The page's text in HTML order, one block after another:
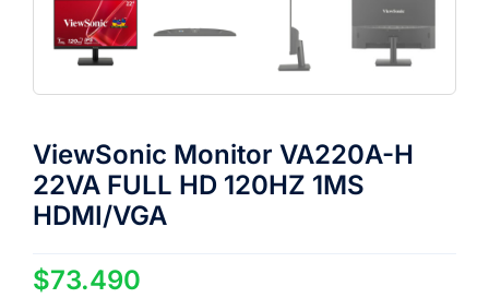
ViewSonic Monitor VA220A-H
22VA FULL HD 120HZ 1MS
HDMI/VGA
$73.490